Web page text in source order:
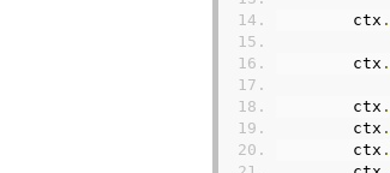
        ctx
.
        ctx
.
        ctx
.
        ctx
.
        ctx
.